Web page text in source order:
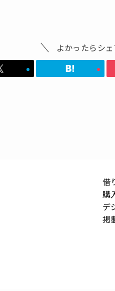
よかったらシェ
借
購
デ
掲